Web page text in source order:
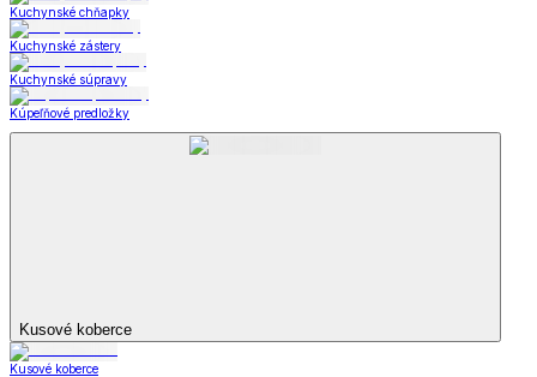
Kuchynské chňapky
Kuchynské zástery
Kuchynské súpravy
Kúpeľňové predložky
Kusové koberce
Kusové koberce